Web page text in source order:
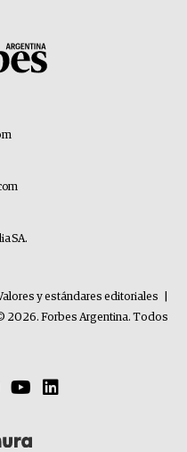
SA.
y estándares editoriales
2026. Forbes Argentina. Todos